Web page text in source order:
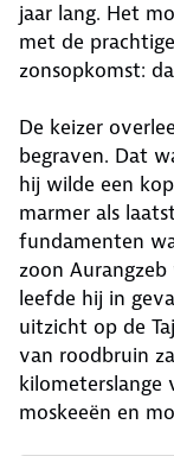
jaar lang. Het
met de
zonsopkomst:
De keizer
begraven. Dat
hij wilde een
marmer als
fundamenten
zoon
leefde hij in
uitzicht op de
van roodbruin
kilometerslange
moskeeën en